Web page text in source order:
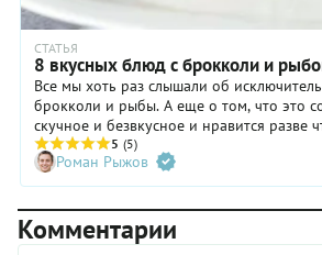
СТАТЬЯ
8 вкусных блюд с брокколи и
Все мы хоть раз слышали об
брокколи и рыбы. А еще о том, что это
скучное и безвкусное и нравится разве
здорового образа жизни. На самом деле
подходе дуэт брокколи и рыбы
пищу, способную улучшить
будничного, так и для праздничного
5 (5)
Роман Рыжов
Комментарии